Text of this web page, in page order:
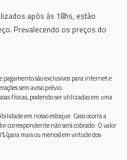
após ás 18hs, estão
Prevalecendo os preços do
pagamento são exclusivos para internet e
sem aviso prévio.
físicas, podendo ser utilizadas em uma
em nosso estoque. Caso ocorra a
correspondente não será cobrado. O valor
(para mais ou menos) em virtude dos